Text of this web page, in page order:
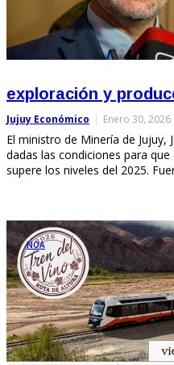
exploración y
Jujuy Económico Enero 30, 2026
El ministro de Minería de Jujuy,
dadas las condiciones para
supere los niveles del 2025.
NOA